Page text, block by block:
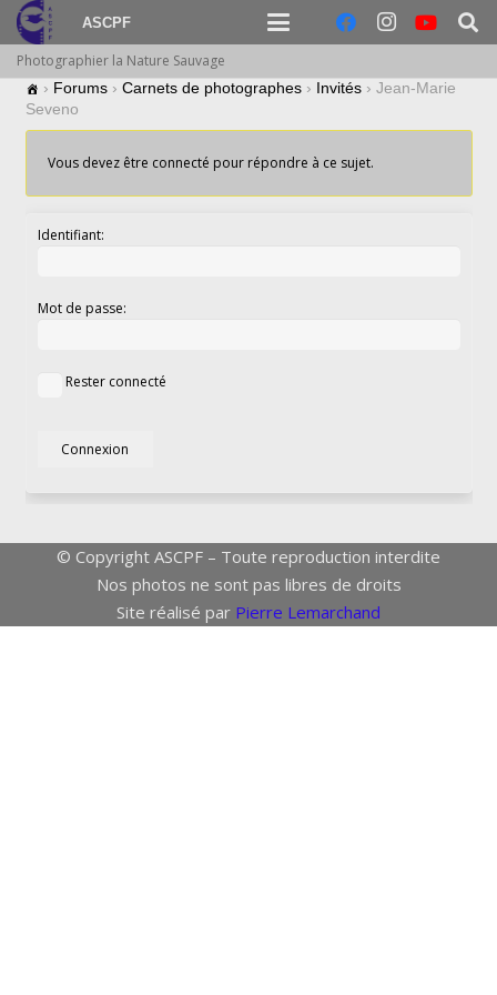
ASCPF
Photographier la Nature Sauvage
› Forums › Carnets de photographes › Invités › Jean-Marie
Seveno
Vous devez être connecté pour répondre à ce sujet.
Identifiant:
Mot de passe:
Rester connecté
Connexion
© Copyright ASCPF – Toute reproduction interdite
Nos photos ne sont pas libres de droits
Site réalisé par Pierre Lemarchand